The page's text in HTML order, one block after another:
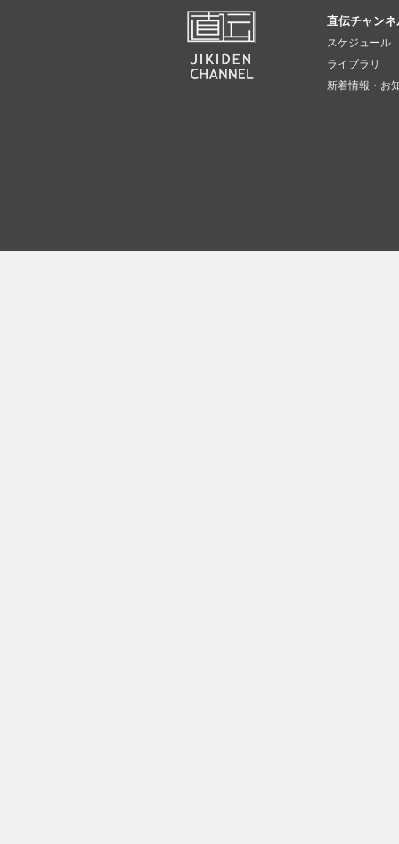
直伝チャン
スケジュール
ライブラリ
新着情報・お